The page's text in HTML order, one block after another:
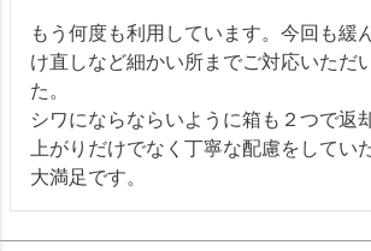
もう何度も利用しています。今回も緩
け直しなど細かい所までご対応いただ
た。
シワにならならいように箱も２つで返
上がりだけでなく丁寧な配慮をしてい
大満足です。